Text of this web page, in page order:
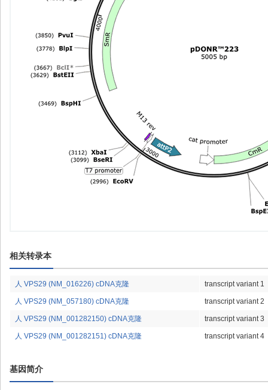
相关转录本
人 VPS29 (NM_016226) cDNA克隆 transcript variant 1
人 VPS29 (NM_057180) cDNA克隆 transcript variant 2
人 VPS29 (NM_001282150) cDNA克隆 transcript variant 3
人 VPS29 (NM_001282151) cDNA克隆 transcript variant 4
基因简介